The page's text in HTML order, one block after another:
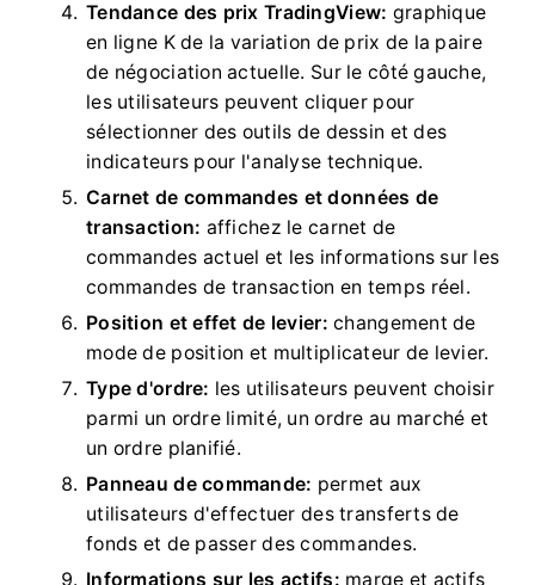
Tendance des prix TradingView: graphique
en ligne K de la variation de prix de la paire
de négociation actuelle. Sur le côté gauche,
les utilisateurs peuvent cliquer pour
sélectionner des outils de dessin et des
indicateurs pour l'analyse technique.
Carnet de commandes et données de
transaction: affichez le carnet de
commandes actuel et les informations sur les
commandes de transaction en temps réel.
Position et effet de levier: changement de
mode de position et multiplicateur de levier.
Type d'ordre: les utilisateurs peuvent choisir
parmi un ordre limité, un ordre au marché et
un ordre planifié.
Panneau de commande: permet aux
utilisateurs d'effectuer des transferts de
fonds et de passer des commandes.
Informations sur les actifs: marge et actifs